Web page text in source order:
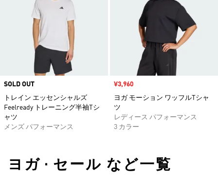
SOLD OUT
トレイン エッセンシャルズ
Feelready トレーニング半袖Tシ
ャツ
メンズ パフォーマンス
セール価格
¥3,960
ヨガ モーション ワッフルTシャ
ツ
レディース パフォーマンス
3 カラー
ヨガ • セール など一覧